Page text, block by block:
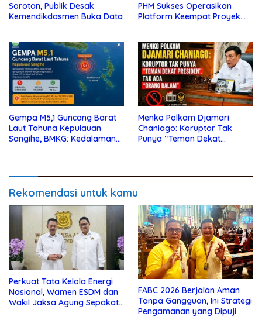
Sorotan, Publik Desak
Kemendikdasmen Buka Data
PHM Sukses Operasikan
Platform Keempat Proyek
Gempa M5,1 Guncang Barat
Laut Tahuna Kepulauan
Sangihe, BMKG: Kedalaman
Menko Polkam Djamari
Chaniago: Koruptor Tak
Punya “Teman Dekat
Rekomendasi untuk kamu
Perkuat Tata Kelola Energi
Nasional, Wamen ESDM dan
Wakil Jaksa Agung Sepakat
FABC 2026 Berjalan Aman
Tanpa Gangguan, Ini Strategi
Pengamanan yang Dipuji